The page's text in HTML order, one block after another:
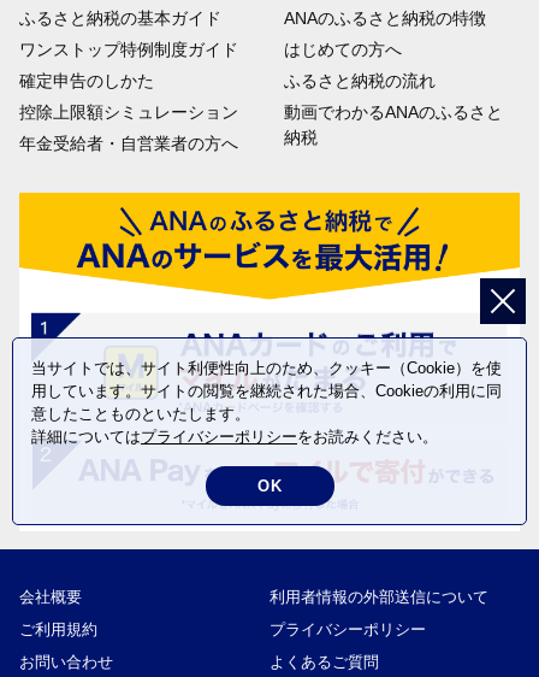
ふるさと納税の基本ガイド
ワンストップ特例制度ガイド
確定申告のしかた
控除上限額シミュレーション
年金受給者・自営業者の方へ
ANAのふるさと納税の特徴
はじめての方へ
ふるさと納税の流れ
動画でわかるANAのふるさと
納税
会社概要
利用者情報の外部送信について
ご利用規約
プライバシーポリシー
お問い合わせ
よくあるご質問
当サイトでは、サイト利便性向上のため、クッキー（Cookie）を使
用しています。サイトの閲覧を継続された場合、Cookieの利用に同
意したことものといたします。
詳細についてはプライバシーポリシーをお読みください。
OK